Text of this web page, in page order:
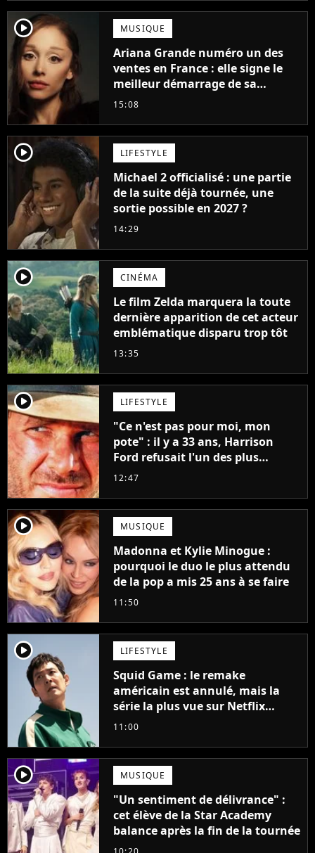
player2 MUSIQUE
Ariana Grande numéro un des
ventes en France : elle signe le
meilleur démarrage de sa
carrière avec son album Petal
15:08
player2 LIFESTYLE
Michael 2 officialisé : une partie
de la suite déjà tournée, une
sortie possible en 2027 ?
14:29
player2 CINÉMA
Le film Zelda marquera la toute
dernière apparition de cet acteur
emblématique disparu trop tôt
13:35
player2 LIFESTYLE
"Ce n'est pas pour moi, mon
pote" : il y a 33 ans, Harrison
Ford refusait l'un des plus
grands succès de tous les temps
12:47
player2 MUSIQUE
Madonna et Kylie Minogue :
pourquoi le duo le plus attendu
de la pop a mis 25 ans à se faire
11:50
player2 LIFESTYLE
Squid Game : le remake
américain est annulé, mais la
série la plus vue sur Netflix
pourrait avoir une version
11:00
player2 MUSIQUE
"Un sentiment de délivrance" :
cet élève de la Star Academy
balance après la fin de la tournée